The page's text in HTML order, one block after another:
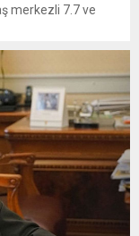
merkezli 7.7 ve